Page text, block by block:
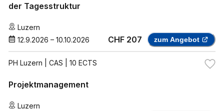
der Tagesstruktur
Luzern
12.9.2026 – 10.10.2026 CHF 207 zum Angebot
PH Luzern | CAS | 10 ECTS
Projektmanagement
Luzern